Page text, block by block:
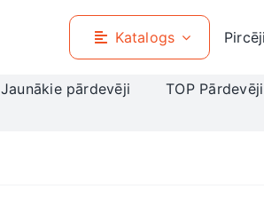
Katalogs
Jaunākie pārdevēji TOP Pārdevēji